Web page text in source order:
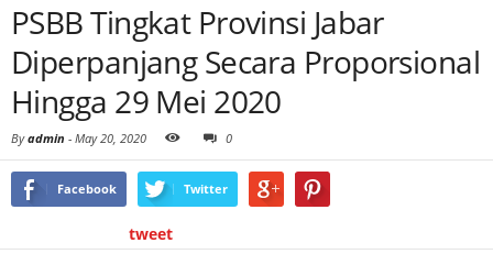
PSBB Tingkat Provinsi Jabar
Diperpanjang Secara Proporsional
Hingga 29 Mei 2020
Byadmin - May 20, 2020 0
Facebook Twitter
tweet